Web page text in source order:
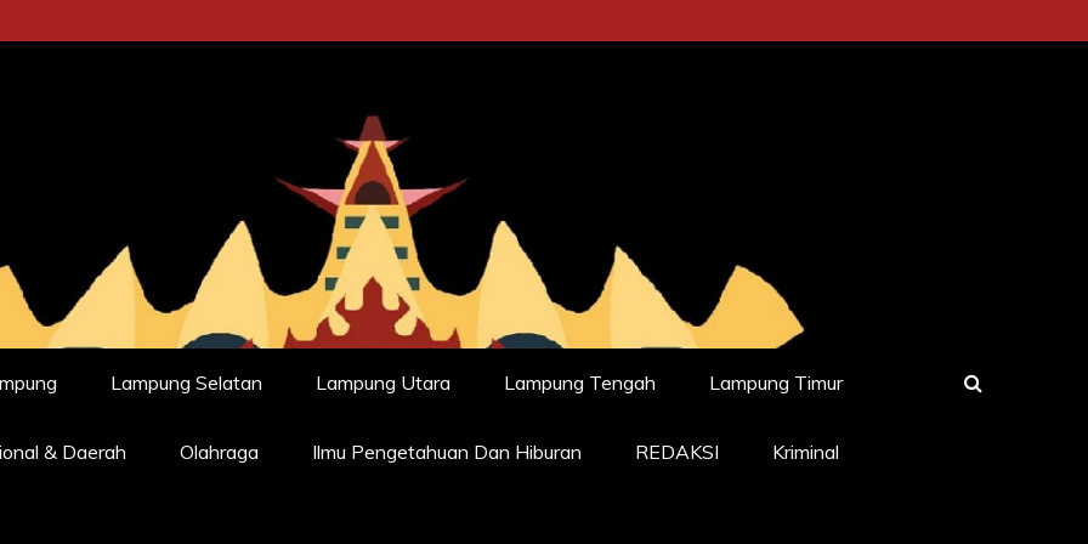
Lampung Selatan Lampung Utara Lampung Tengah Lampung Timur
& Daerah Olahraga Ilmu Pengetahuan Dan Hiburan REDAKSI Kriminal